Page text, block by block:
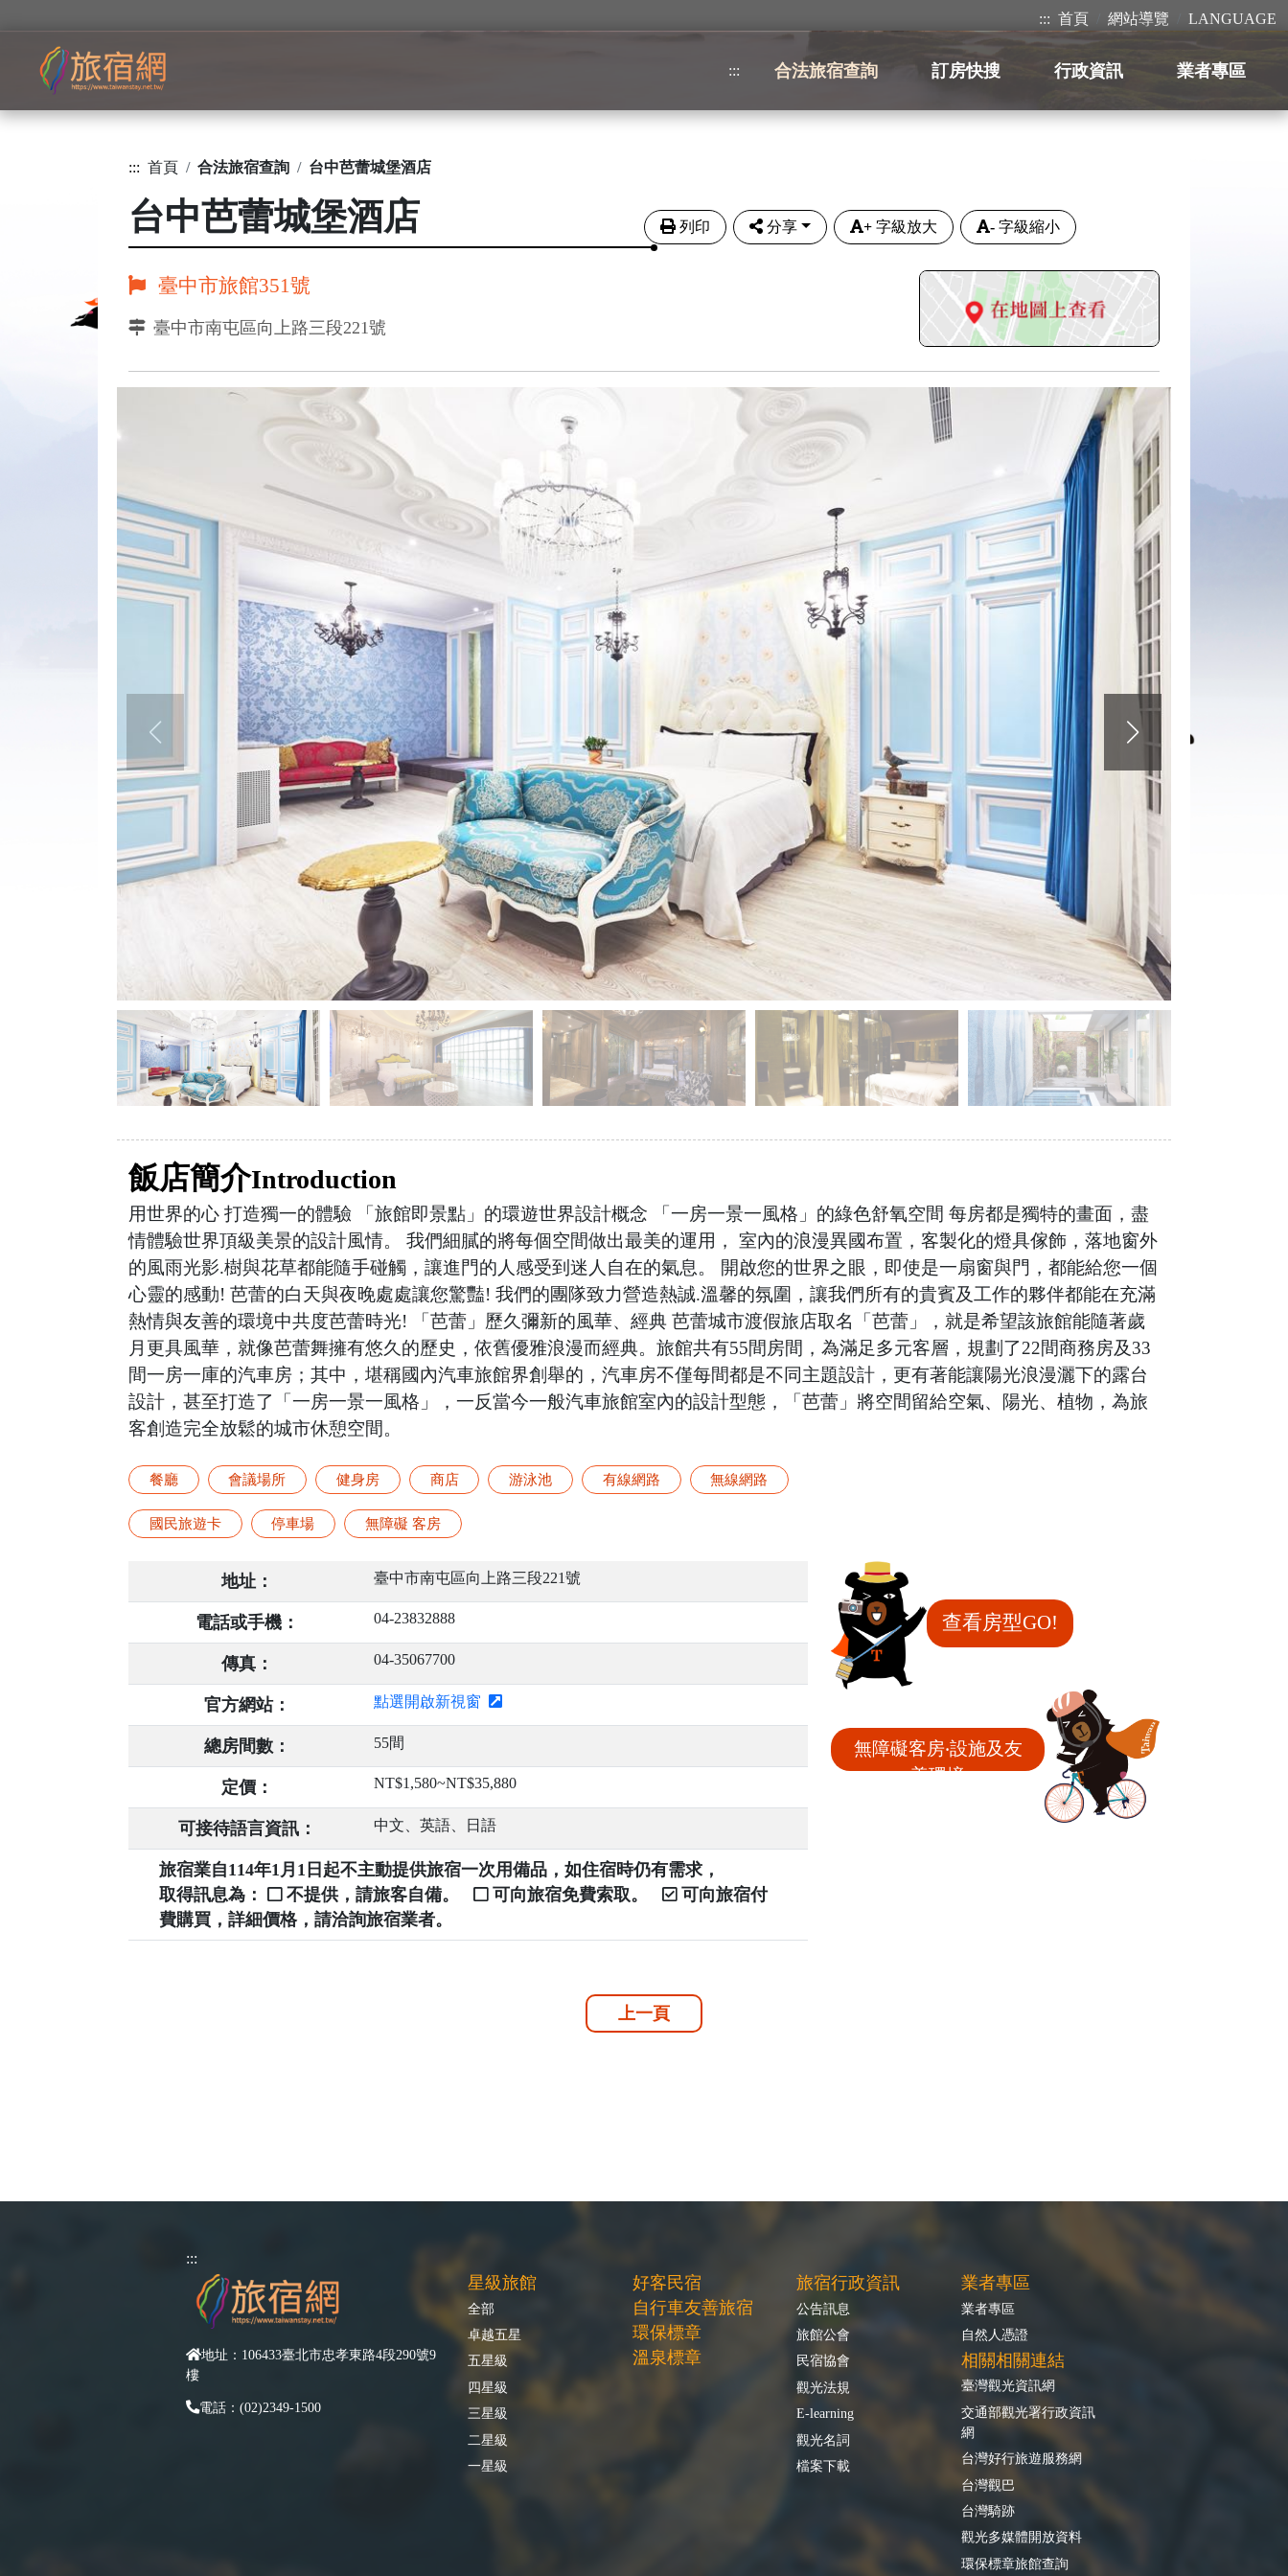
::: 首頁 網站導覽 LANGUAGE
::: 合法旅宿查詢 訂房快搜 行政資訊 業者專區
::: 首頁 合法旅宿查詢 台中芭蕾城堡酒店
台中芭蕾城堡酒店 列印 分享 + 字級放大 - 字級縮小
臺中市旅館351號
臺中市南屯區向上路三段221號
飯店簡介Introduction
用世界的心 打造獨一的體驗 「旅館即景點」的環遊世界設計概念 「一房一景一風格」的綠色舒氧空間 每房都是獨特的畫面，盡
情體驗世界頂級美景的設計風情。 我們細膩的將每個空間做出最美的運用， 室內的浪漫異國布置，客製化的燈具傢飾，落地窗外
的風雨光影.樹與花草都能隨手碰觸，讓進門的人感受到迷人自在的氣息。 開啟您的世界之眼，即使是一扇窗與門，都能給您一個
心靈的感動! 芭蕾的白天與夜晚處處讓您驚豔! 我們的團隊致力營造熱誠.溫馨的氛圍，讓我們所有的貴賓及工作的夥伴都能在充滿
熱情與友善的環境中共度芭蕾時光! 「芭蕾」歷久彌新的風華、經典 芭蕾城市渡假旅店取名「芭蕾」，就是希望該旅館能隨著歲
月更具風華，就像芭蕾舞擁有悠久的歷史，依舊優雅浪漫而經典。旅館共有55間房間，為滿足多元客層，規劃了22間商務房及33
間一房一庫的汽車房；其中，堪稱國內汽車旅館界創舉的，汽車房不僅每間都是不同主題設計，更有著能讓陽光浪漫灑下的露台
設計，甚至打造了「一房一景一風格」，一反當今一般汽車旅館室內的設計型態，「芭蕾」將空間留給空氣、陽光、植物，為旅
客創造完全放鬆的城市休憩空間。
餐廳 會議場所 健身房 商店 游泳池 有線網路 無線網路
國民旅遊卡 停車場 無障礙 客房
地址： 臺中市南屯區向上路三段221號
電話或手機： 04-23832888
傳真： 04-35067700
官方網站： 點選開啟新視窗
總房間數： 55間
定價： NT$1,580~NT$35,880
可接待語言資訊： 中文、英語、日語
旅宿業自114年1月1日起不主動提供旅宿一次用備品，如住宿時仍有需求，
取得訊息為：
不提供，請旅客自備。 可向旅宿免費索取。
可向旅宿付
費購買，詳細價格，請洽詢旅宿業者。
查看房型GO!
無障礙客房‧設施及友
善環境
上一頁
:::
地址：106433臺北市忠孝東路4段290號9
樓
電話：(02)2349-1500
星級旅館
全部
卓越五星
五星級
四星級
三星級
二星級
一星級
好客民宿
自行車友善旅宿
環保標章
溫泉標章
旅宿行政資訊
公告訊息
旅館公會
民宿協會
觀光法規
E-learning
觀光名詞
檔案下載
業者專區
業者專區
自然人憑證
相關相關連結
臺灣觀光資訊網
交通部觀光署行政資訊
網
台灣好行旅遊服務網
台灣觀巴
台灣騎跡
觀光多媒體開放資料
環保標章旅館查詢